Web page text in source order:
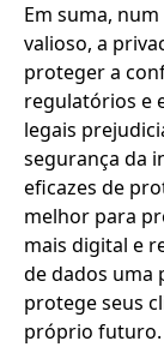
Em suma,
valioso, a
proteger a
regulatórios e
legais
segurança da
eficazes de
melhor para
mais digital e
de dados uma
protege seus
próprio futuro.